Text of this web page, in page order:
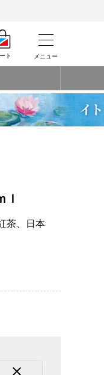
ト メニュー
茶、日本